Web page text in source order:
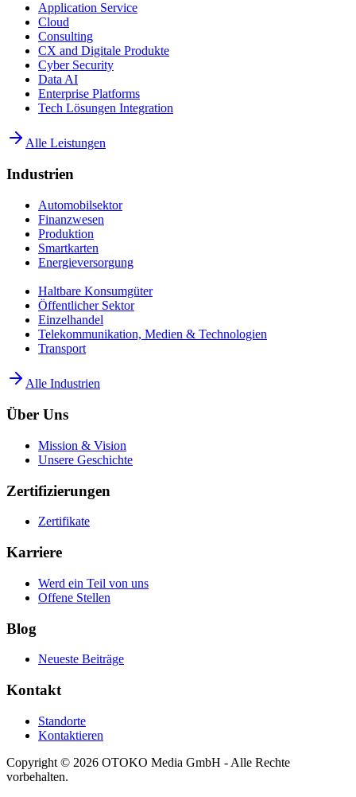
Application Service
Cloud
Consulting
CX and Digitale Produkte
Cyber Security
Data AI
Enterprise Platforms
Tech Lösungen Integration
Alle Leistungen
Industrien
Automobilsektor
Finanzwesen
Produktion
Smartkarten
Energieversorgung
Haltbare Konsumgüter
Öffentlicher Sektor
Einzelhandel
Telekommunikation, Medien & Technologien
Transport
Alle Industrien
Über Uns
Mission & Vision
Unsere Geschichte
Zertifizierungen
Zertifikate
Karriere
Werd ein Teil von uns
Offene Stellen
Blog
Neueste Beiträge
Kontakt
Standorte
Kontaktieren
Copyright © 2026 OTOKO Media GmbH - Alle Rechte
vorbehalten.